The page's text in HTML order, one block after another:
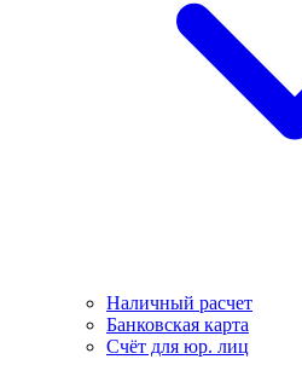
Наличный расчет
Банковская карта
Счёт для юр. лиц